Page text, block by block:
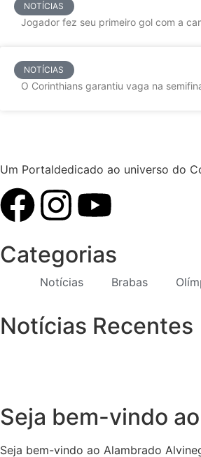
NOTÍCIAS
Jogador fez seu primeiro gol com a
NOTÍCIAS
O Corinthians garantiu vaga na
Um Portaldedicado ao universo do
Categorias
Notícias Brabas
Notícias Recentes
Seja bem-vindo
Seja bem-vindo ao Alambrado